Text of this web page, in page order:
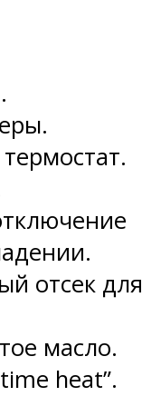
отсек для
масло.
heat”.